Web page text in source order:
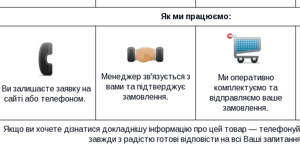
Як ми працюємо:
Ви залишаєте заявку на
сайті або телефоном.
Менеджер зв'язується з
вами та підтверджує
замовлення.
Ми оперативно
комплектуємо та
відправляємо ваше
замовлення.
Якщо ви хочете дізнатися докладнішу інформацію про цей товар —
завжди з радістю готові відповісти на всі Ваші